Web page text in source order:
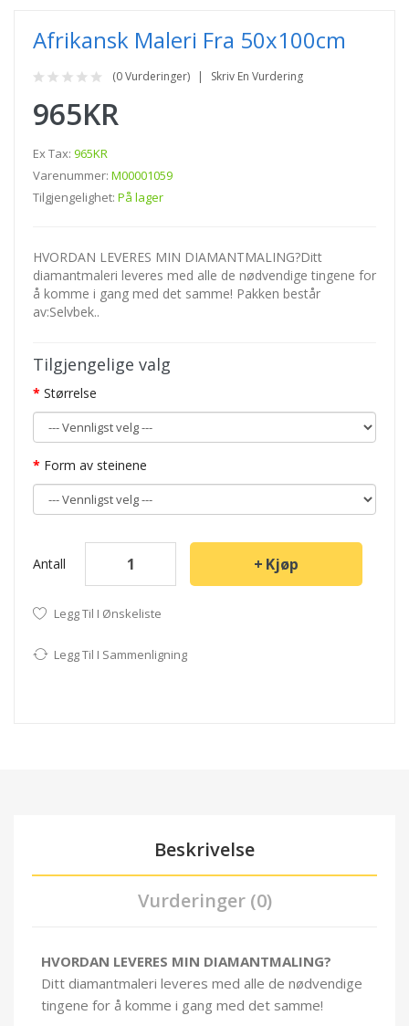
Afrikansk Maleri Fra 50x100cm
(0 Vurderinger) Skriv En Vurdering
965KR
Ex Tax: 965KR
Varenummer: M00001059
Tilgjengelighet: På lager
HVORDAN LEVERES MIN DIAMANTMALING?Ditt
diamantmaleri leveres med alle de nødvendige tingene for
å komme i gang med det samme! Pakken består
av:Selvbek..
Tilgjengelige valg
Størrelse
Form av steinene
Antall Kjøp
Legg Til I Ønskeliste
Legg Til I Sammenligning
Beskrivelse
Vurderinger (0)
HVORDAN LEVERES MIN DIAMANTMALING?
Ditt diamantmaleri leveres med alle de nødvendige
tingene for å komme i gang med det samme!